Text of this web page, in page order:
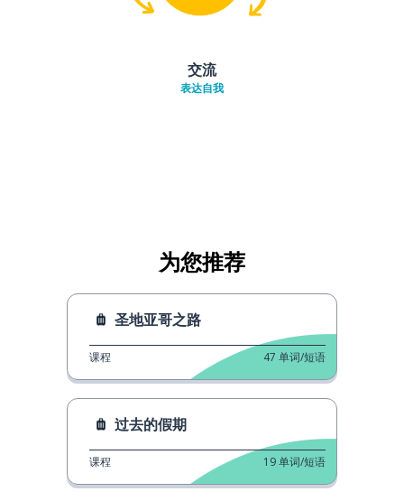
交流
表达自我
为您推荐
圣地亚哥之路
课程 47 单词/短语
过去的假期
课程 19单词/短语